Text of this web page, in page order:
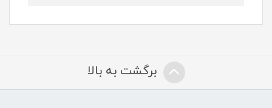
برگشت به بالا